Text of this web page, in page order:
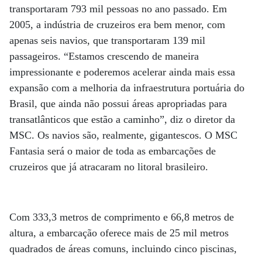
transportaram 793 mil pessoas no ano passado. Em
2005, a indústria de cruzeiros era bem menor, com
apenas seis navios, que transportaram 139 mil
passageiros. “Estamos crescendo de maneira
impressionante e poderemos acelerar ainda mais essa
expansão com a melhoria da infraestrutura portuária do
Brasil, que ainda não possui áreas apropriadas para
transatlânticos que estão a caminho”, diz o diretor da
MSC. Os navios são, realmente, gigantescos. O MSC
Fantasia será o maior de toda as embarcações de
cruzeiros que já atracaram no litoral brasileiro.
Com 333,3 metros de comprimento e 66,8 metros de
altura, a embarcação oferece mais de 25 mil metros
quadrados de áreas comuns, incluindo cinco piscinas,